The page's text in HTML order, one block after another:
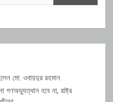
মো. ওবায়দুর রহমান
গণঅভ্যুত্থান হবে না, রাষ্ট্র